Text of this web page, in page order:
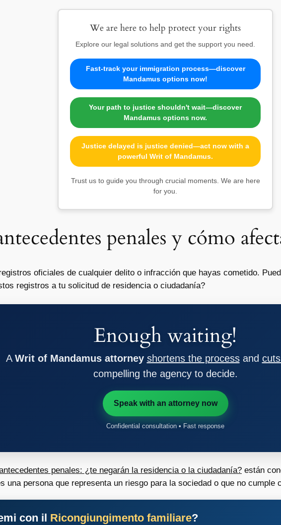
We are here to help protect your rights
Explore our legal solutions and get the support you need.
Fast-track your immigration process—discover
Mandamus options now!
Your path to justice shouldn't wait—discover
Mandamus options now.
Justice delayed is justice denied—act now with a
powerful Writ of Mandamus.
Trust us to guide you through crucial moments. We are here
for you.
penales y cómo
oficiales de cualquier delito o infracción que hayas cometido.
registros a tu solicitud de residencia o ciudadanía?
Enough waiting!
AWrit of Mandamus attorney shortens the processand
compelling the agency to decide.
Speak with an attorney now
Confidential consultation • Fast response
penales: ¿te negarán la residencia o la ciudadanía? están
una persona que representa un riesgo para la sociedad o que no cumple
con il Ricongiungimento familiare?